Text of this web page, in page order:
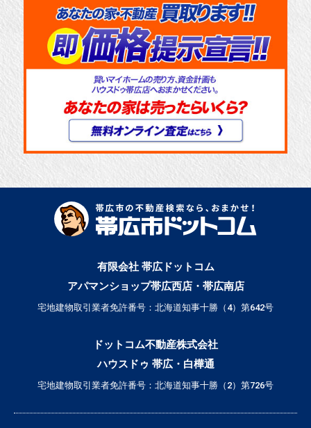
有限会社 帯広ドットコム
アパマンショップ帯広西店・帯広南店
宅地建物取引業者免許番号：北海道知事十勝（4）第642号
ドットコム不動産株式会社
ハウスドゥ 帯広・白樺通
宅地建物取引業者免許番号：北海道知事十勝（2）第726号